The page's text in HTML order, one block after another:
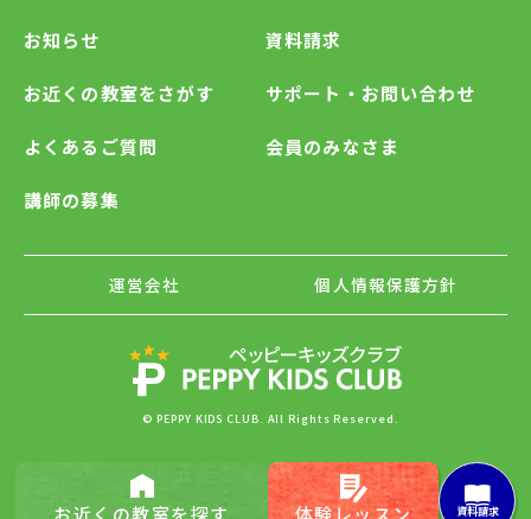
お知らせ
お近くの教室をさがす
よくあるご質問
講師の募集
資料請求
サポート・お問い合わせ
会員のみなさま
運営会社 個人情報保護方針
© PEPPY KIDS CLUB. All Rights Reserved.
お近くの教室を探す 体験レッスン 資料請求